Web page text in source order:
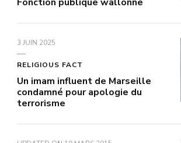
3 JUIN 2025
RELIGIOUS FACT
Un imam influent de Marseille
condamné pour apologie du
terrorisme